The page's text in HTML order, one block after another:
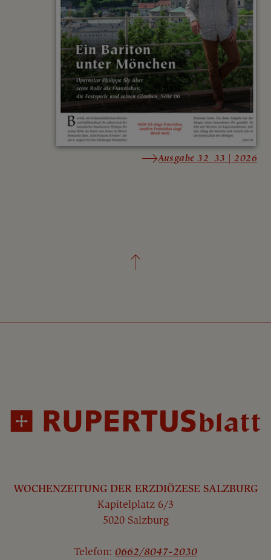
Ausgabe 32_33 | 2026
WOCHENZEITUNG DER ERZDIÖZESE SALZBURG
Kapitelplatz 6/3
5020 Salzburg
Telefon: 0662/8047-2030